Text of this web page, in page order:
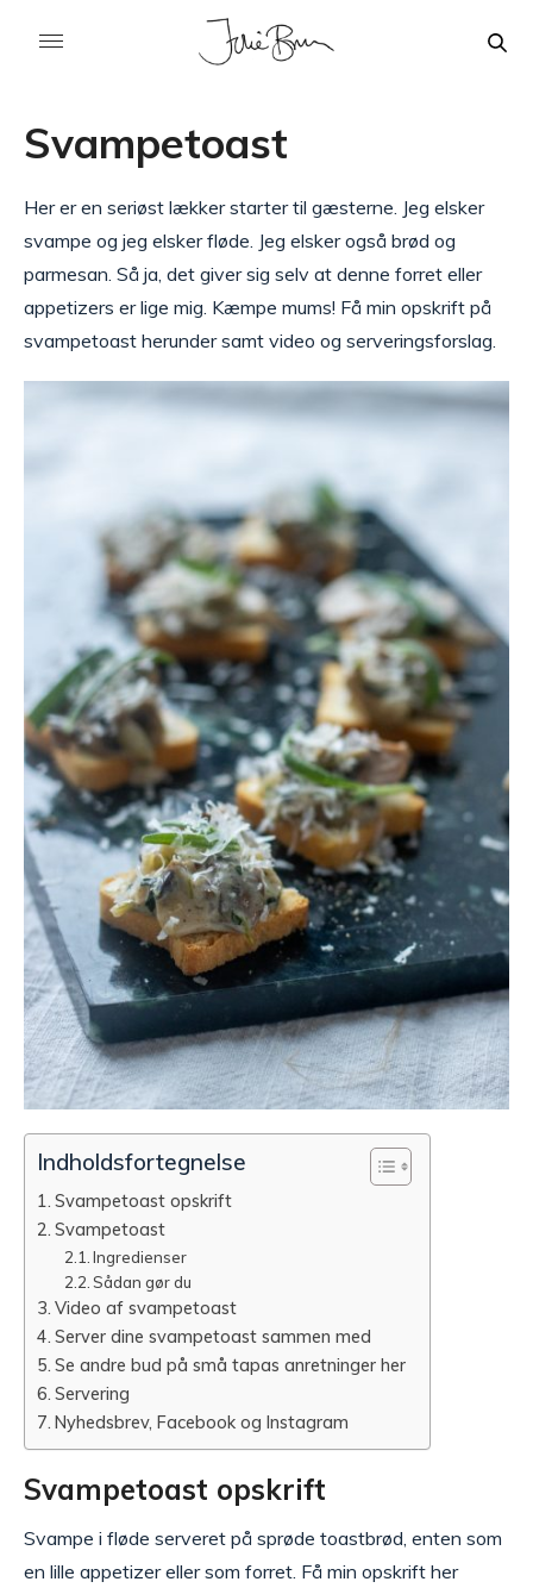
Svampetoast
Her er en seriøst lækker starter til gæsterne. Jeg elsker
svampe og jeg elsker fløde. Jeg elsker også brød og
parmesan. Så ja, det giver sig selv at denne forret eller
appetizers er lige mig. Kæmpe mums! Få min opskrift på
svampetoast herunder samt video og serveringsforslag.
Indholdsfortegnelse
Svampetoast opskrift
Svampetoast
Ingredienser
Sådan gør du
Video af svampetoast
Server dine svampetoast sammen med
Se andre bud på små tapas anretninger her
Servering
Nyhedsbrev, Facebook og Instagram
Svampetoast opskrift
Svampe i fløde serveret på sprøde toastbrød, enten som
en lille appetizer eller som forret. Få min opskrift her